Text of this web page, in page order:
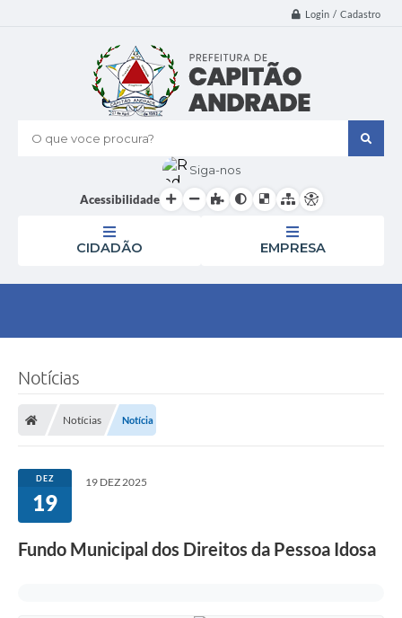
Login / Cadastro
O que voce procura?
Siga-nos
Acessibilidade
CIDADÃO EMPRESA
Notícias
Notícias Notícia
DEZ
19
19 DEZ 2025
Fundo Municipal dos Direitos da Pessoa Idosa